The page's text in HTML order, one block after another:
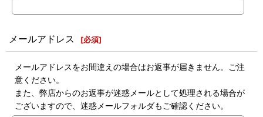
メールアドレス [必須]
メールアドレスをお間違えの場合はお返事が届きません。ご注
意ください。
また、弊店からのお返事が迷惑メールとして処理される場合が
ございますので、迷惑メールフォルダもご確認ください。